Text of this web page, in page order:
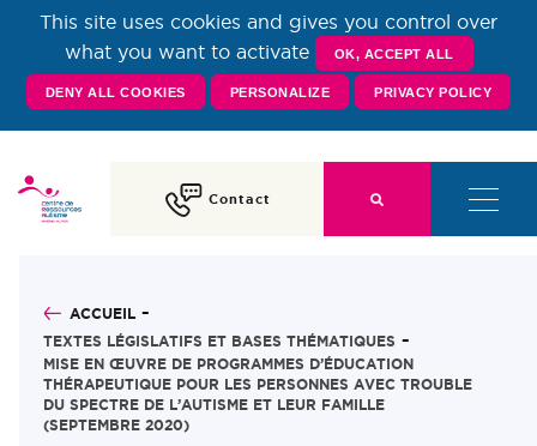
Centre de Ressources
Autisme Rhône-Alpes
Contact
ACCUEIL
TEXTES LÉGISLATIFS ET BASES THÉMATIQUES
MISE EN ŒUVRE DE PROGRAMMES D’ÉDUCATION
THÉRAPEUTIQUE POUR LES PERSONNES AVEC TROUBLE
DU SPECTRE DE L’AUTISME ET LEUR FAMILLE
(SEPTEMBRE 2020)
This site uses cookies and gives you control over
what you want to activate
OK, ACCEPT ALL
DENY ALL COOKIES PERSONALIZE PRIVACY POLICY